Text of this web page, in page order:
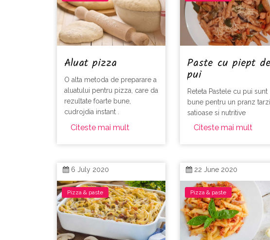
Aluat pizza
O alta metoda de preparare a
aluatului pentru pizza, care da
rezultate foarte bune,
cudrojdia instant .
Citeste mai mult
Paste cu piept de
pui
Reteta Pastele cu pui sunt
bune pentru un pranz
satioase si nutritive
Citeste mai mult
6 July 2020
Pizza & paste
22 June 2020
Pizza & paste